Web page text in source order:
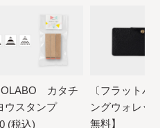
カタチ
ウスタンプ
(税込)
〔フラットバ
ングウォレッ
無料】